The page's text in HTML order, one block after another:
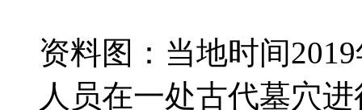
资料图：当地时间
人员在一处古代墓穴